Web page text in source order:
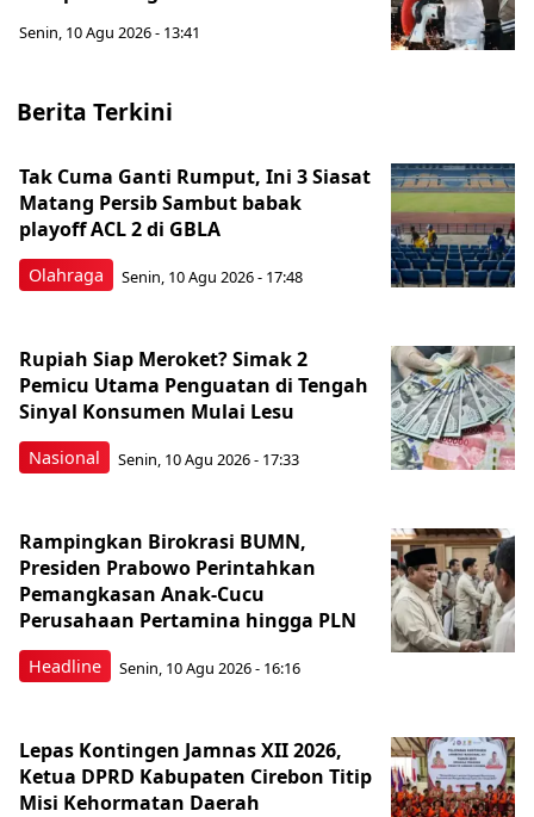
Senin, 10 Agu 2026 - 13:41
Berita Terkini
Olahraga
Tak Cuma Ganti Rumput, Ini 3 Siasat
Matang Persib Sambut babak
playoff ACL 2 di GBLA
Senin, 10 Agu 2026 - 17:48
Nasional
Rupiah Siap Meroket? Simak 2
Pemicu Utama Penguatan di Tengah
Sinyal Konsumen Mulai Lesu
Senin, 10 Agu 2026 - 17:33
Headline
Rampingkan Birokrasi BUMN,
Presiden Prabowo Perintahkan
Pemangkasan Anak-Cucu
Perusahaan Pertamina hingga PLN
Senin, 10 Agu 2026 - 16:16
Lepas Kontingen Jamnas XII 2026,
Ketua DPRD Kabupaten Cirebon Titip
Misi Kehormatan Daerah